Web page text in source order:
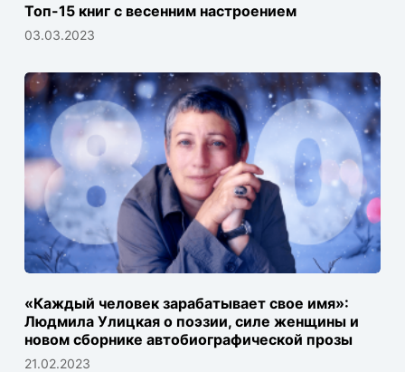
Топ-15 книг с весенним настроением
03.03.2023
«Каждый человек зарабатывает свое имя»:
Людмила Улицкая о поэзии, силе женщины и
новом сборнике автобиографической прозы
21.02.2023